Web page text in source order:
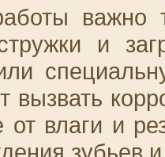
важно
и
вызвать
влаги и
зубьев